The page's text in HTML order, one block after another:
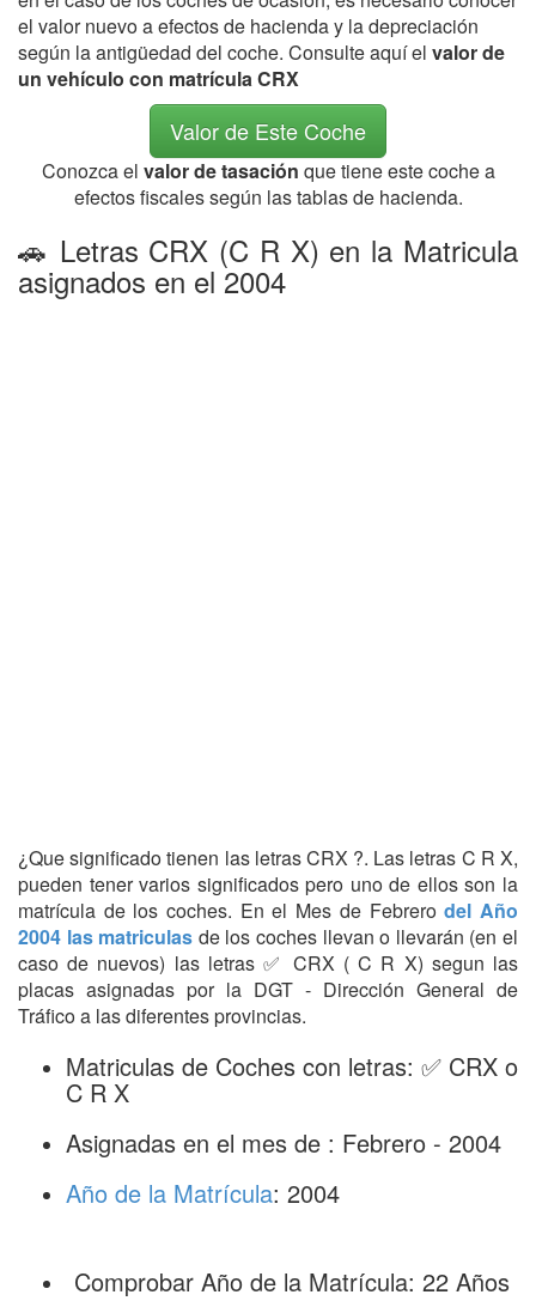
el valor nuevo a efectos de hacienda y la depreciación
según la antigüedad del coche. Consulte aquí el valor de
un vehículo con matrícula CRX
Valor de Este Coche
Conozca el valor de tasación que tiene este coche a
efectos fiscales según las tablas de hacienda.
🚗 Letras CRX (C R X) en la Matricula
asignados en el 2004
¿Que significado tienen las letras CRX ?. Las letras C R X,
pueden tener varios significados pero uno de ellos son la
matrícula de los coches. En el Mes de Febrerodel Año
2004 las matriculas de los coches llevan o llevarán (en el
caso de nuevos) las letras ✅ CRX ( C R X) segun las
placas asignadas por la DGT - Dirección General de
Tráfico a las diferentes provincias.
Matriculas de Coches con letras: ✅ CRX o
C R X
Asignadas en el mes de : Febrero - 2004
Año de la Matrícula: 2004
Comprobar Año de la Matrícula: 22 Años